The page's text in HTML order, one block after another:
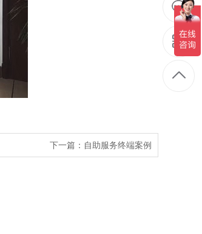
下一篇：自助服务终端案例